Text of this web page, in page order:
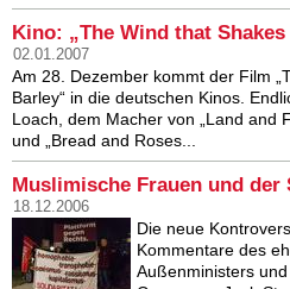
Kino: „The Wind that
02.01.2007
Am 28. Dezember kommt der Film
Barley“ in die deutschen Kinos.
Loach, dem Macher von „Land and
und „Bread and Roses...
Muslimische Frauen und der
18.12.2006
Die neue
Kommentare des
Außenministers